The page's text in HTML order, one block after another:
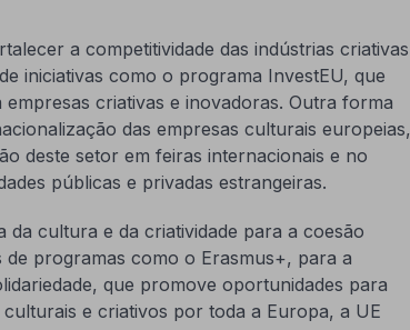
a competitividade das indústrias criativas
iniciativas como o programa InvestEU, que
criativas e inovadoras. Outra forma
das empresas culturais europeias,
deste setor em feiras internacionais e no
públicas e privadas estrangeiras.
cultura e da criatividade para a coesão
programas como o Erasmus+, para a
que promove oportunidades para
e criativos por toda a Europa, a UE